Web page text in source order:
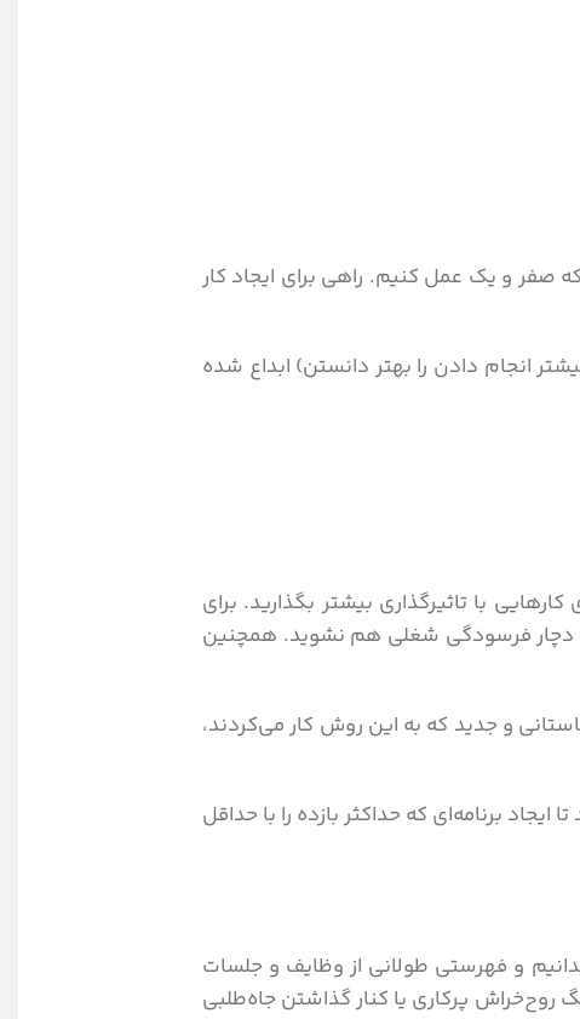
که صفر و یک عمل کنیم. راهی برای ایجاد کار
انجام دادن را بهتر دانستن) ابداع شده
با تاثیرگذاری بیشتر بگذارید. برای
تا دچار فرسودگی شغلی هم نشوید. همچنین
و جدید که به این روش کار می‌کردند،
برنامه‌ای که حداکثر بازده را با حداقل
و فهرستی طولانی از وظایف و جلسات
روح‌خراش پرکاری یا کنار گذاشتن جاه‌طلبی